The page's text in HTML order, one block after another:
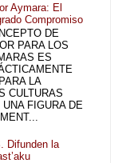
Aymara: El
Compromiso
DE
PARA LOS
ES
LA
CULTURAS
FIGURA DE
Difunden la